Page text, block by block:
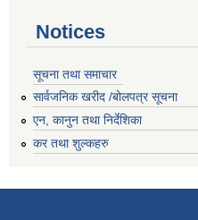
Notices
सूचना तथा समाचार
सार्वजनिक खरीद /बोलपत्र सूचना
एन, कानुन तथा निर्देशिका
कर तथा शुल्कहरु